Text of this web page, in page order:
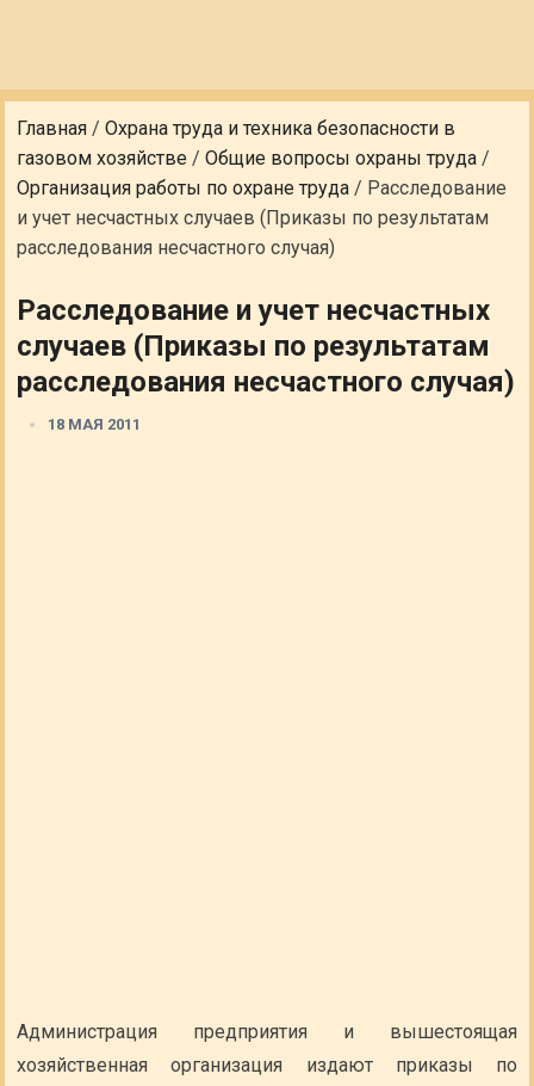
Главная /Охрана труда и техника безопасности в
газовом хозяйстве /Общие вопросы охраны труда /
Организация работы по охране труда / Расследование
и учет несчастных случаев (Приказы по результатам
расследования несчастного случая)
Расследование и учет несчастных
случаев (Приказы по результатам
расследования несчастного случая)
18 МАЯ 2011
Администрация предприятия и вышестоящая
хозяйственная организация издают приказы по